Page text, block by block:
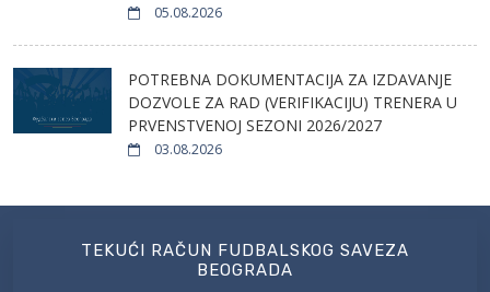
05.08.2026
POTREBNA DOKUMENTACIJA ZA IZDAVANJE
DOZVOLE ZA RAD (VERIFIKACIJU) TRENERA U
PRVENSTVENOJ SEZONI 2026/2027
03.08.2026
TEKUĆI RAČUN FUDBALSKOG SAVEZA
BEOGRADA